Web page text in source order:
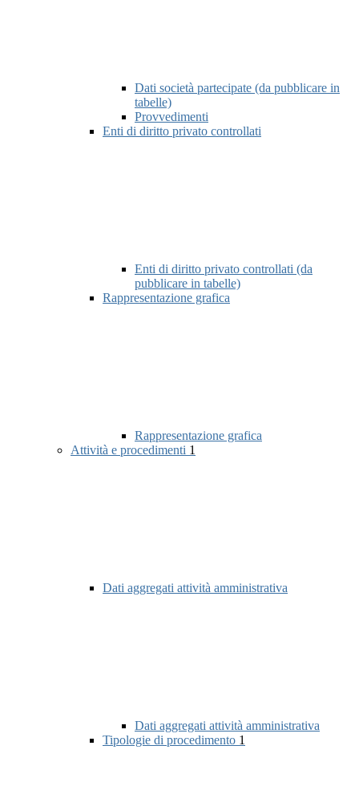
Dati società partecipate (da pubblicare in
tabelle)
Provvedimenti
Enti di diritto privato controllati
Enti di diritto privato controllati (da
pubblicare in tabelle)
Rappresentazione grafica
Rappresentazione grafica
Attività e procedimenti 1
Dati aggregati attività amministrativa
Dati aggregati attività amministrativa
Tipologie di procedimento 1